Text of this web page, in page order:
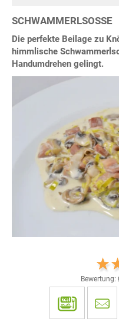
SCHWAMMERLSOSSE
Die perfekte Beilage zu
himmlische
Handumdrehen gelingt.
Bewertung: